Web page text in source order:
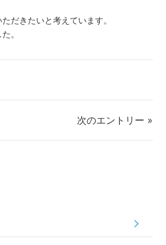
だきたいと考えています。
。
次のエントリー »